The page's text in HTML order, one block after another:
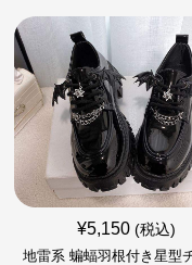
¥5,150 (税込)
地雷系 蝙蝠羽根付き星型